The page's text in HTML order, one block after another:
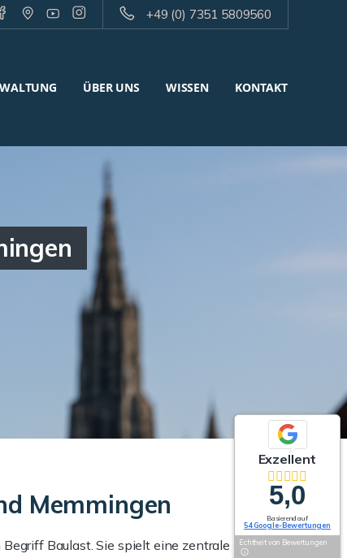
+49 (0) 7351 5809560
ÜBER UNS WISSEN KONTAKT
Memmingen
Baulast. Sie spielt eine zentrale Rolle im
Exzellent
5,0
Basierend auf
54 Google-Bewertungen
Echtheit von Bewertungen